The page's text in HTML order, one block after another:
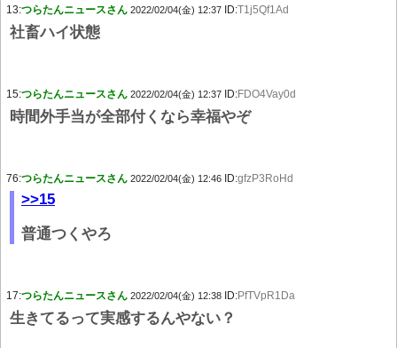
13:つらたんニュースさん 2022/02/04(金) 12:37 ID:T1j5Qf1Ad
社畜ハイ状態
15:つらたんニュースさん 2022/02/04(金) 12:37 ID:FDO4Vay0d
時間外手当が全部付くなら幸福やぞ
76:つらたんニュースさん 2022/02/04(金) 12:46 ID:gfzP3RoHd
>>15
普通つくやろ
17:つらたんニュースさん 2022/02/04(金) 12:38 ID:PfTVpR1Da
生きてるって実感するんやない？